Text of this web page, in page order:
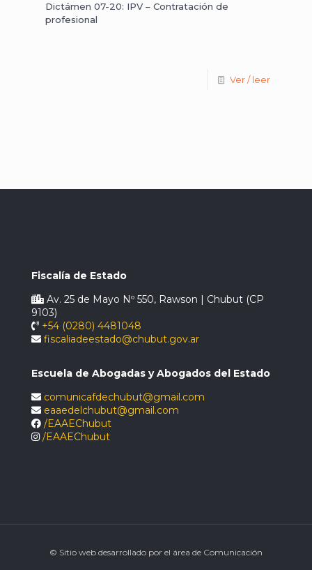
Dictámen 07-20: IPV – Contratación de
profesional
Ver / leer
Fiscalía de Estado
Av. 25 de Mayo Nº 550, Rawson | Chubut (CP
9103)
+54 (0280) 4481048
fiscaliadeestado@chubut.gov.ar
Escuela de Abogadas y Abogados del Estado
comunicafdechubut@gmail.com
eaaedelchubut@gmail.com
/EAAEChubut
/EAAEChubut
© Sitio web desarrollado por el área de Comunicación